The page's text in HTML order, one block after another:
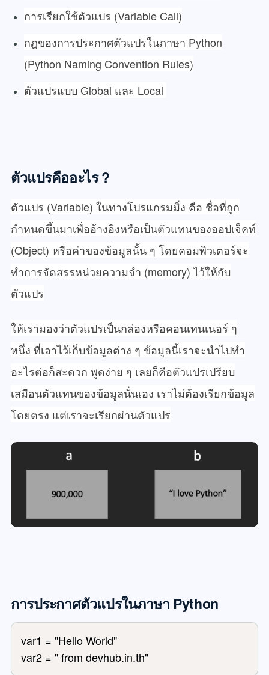
การเรียกใช้ตัวแปร (Variable Call)
กฎของการประกาศตัวแปรในภาษา Python
(Python Naming Convention Rules)
ตัวแปรแบบ Global และ Local
ตัวแปรคืออะไร ?
ตัวแปร (Variable) ในทางโปรแกรมมิ่ง คือ ชื่อที่ถูก
กำหนดขึ้นมาเพื่ออ้างอิงหรือเป็นตัวแทนของออปเจ็คท์
(Object) หรือค่าของข้อมูลนั้น ๆ โดยคอมพิวเตอร์จะ
ทำการจัดสรรหน่วยความจำ (memory) ไว้ให้กับ
ตัวแปร
ให้เรามองว่าตัวแปรเป็นกล่องหรือคอนเทนเนอร์ ๆ
หนึ่ง ที่เอาไว้เก็บข้อมูลต่าง ๆ ข้อมูลนี้เราจะนำไปทำ
อะไรต่อก็สะดวก พูดง่าย ๆ เลยก็คือตัวแปรเปรียบ
เสมือนตัวแทนของข้อมูลนั่นเอง เราไม่ต้องเรียกข้อมูล
โดยตรง แต่เราจะเรียกผ่านตัวแปร
การประกาศตัวแปรในภาษา Python
var1 = "Hello World"
var2 = " from devhub.in.th"